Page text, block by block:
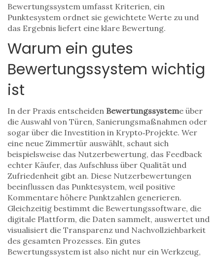
Bewertungssystem umfasst Kriterien, ein
Punktesystem ordnet sie gewichtete Werte zu und
das Ergebnis liefert eine klare Bewertung.
Warum ein gutes
Bewertungssystem wichtig
ist
In der Praxis entscheiden Bewertungssystem­e über
die Auswahl von Türen, Sanierungsmaßnahmen oder
sogar über die Investition in Krypto‑Projekte. Wer
eine neue Zimmertür auswählt, schaut sich
beispielsweise das Nutzerbewertung, das Feedback
echter Käufer, das Aufschluss über Qualität und
Zufriedenheit gibt an. Diese Nutzerbewertungen
beeinflussen das Punktesystem, weil positive
Kommentare höhere Punktzahlen generieren.
Gleichzeitig bestimmt die Bewertungssoftware, die
digitale Plattform, die Daten sammelt, auswertet und
visualisiert die Transparenz und Nachvollziehbarkeit
des gesamten Prozesses. Ein gutes
Bewertungssystem ist also nicht nur ein Werkzeug,